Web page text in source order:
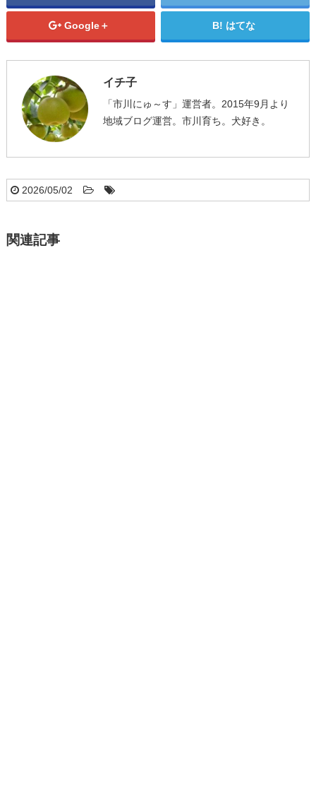
Google＋ はてな
イチ子
「市川にゅ～す」運営者。2015年9月より
地域ブログ運営。市川育ち。犬好き。
2026/05/02
関連記事